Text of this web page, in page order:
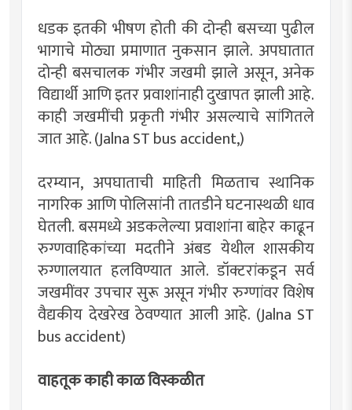
धडक इतकी भीषण होती की दोन्ही बसच्या पुढील
भागाचे मोठ्या प्रमाणात नुकसान झाले. अपघातात
दोन्ही बसचालक गंभीर जखमी झाले असून, अनेक
विद्यार्थी आणि इतर प्रवाशांनाही दुखापत झाली आहे.
काही जखमींची प्रकृती गंभीर असल्याचे सांगितले
जात आहे. (Jalna ST bus accident,)
दरम्यान, अपघाताची माहिती मिळताच स्थानिक
नागरिक आणि पोलिसांनी तातडीने घटनास्थळी धाव
घेतली. बसमध्ये अडकलेल्या प्रवाशांना बाहेर काढून
रुग्णवाहिकांच्या मदतीने अंबड येथील शासकीय
रुग्णालयात हलविण्यात आले. डॉक्टरांकडून सर्व
जखमींवर उपचार सुरू असून गंभीर रुग्णांवर विशेष
वैद्यकीय देखरेख ठेवण्यात आली आहे. (Jalna ST
bus accident)
वाहतूक काही काळ विस्कळीत